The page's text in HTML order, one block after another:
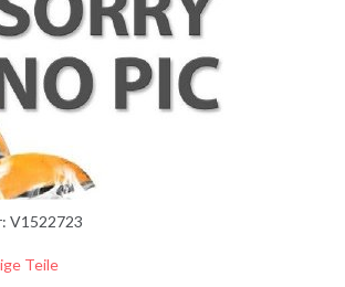
V1522723
Teile